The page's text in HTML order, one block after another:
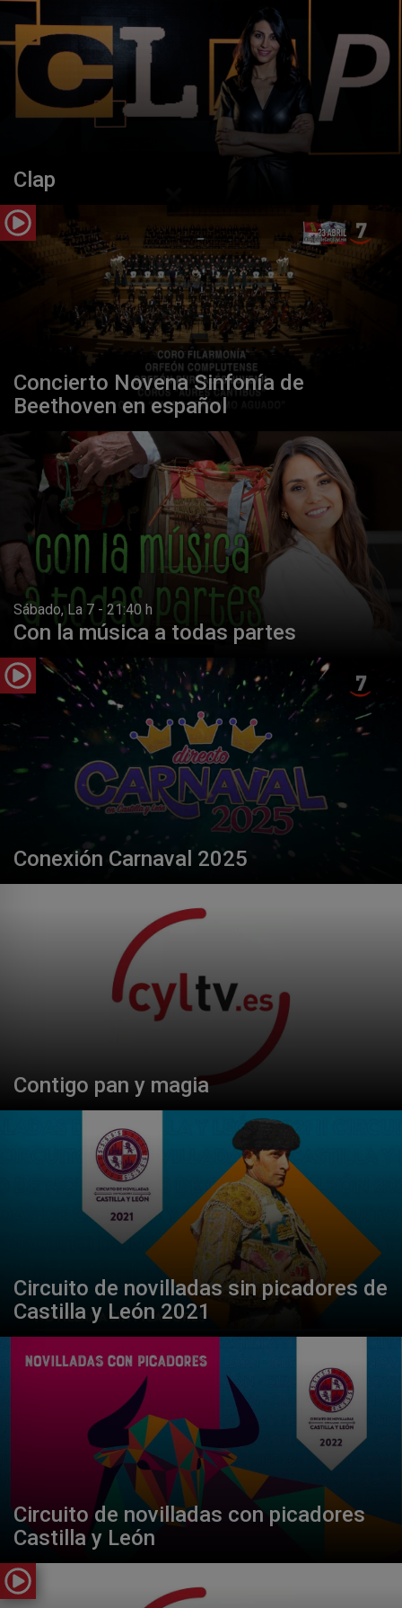
Clap
Concierto Novena Sinfonía de
Beethoven en español
Sábado, La 7 - 21:40 h
Con la música a todas partes
Conexión Carnaval 2025
Contigo pan y magia
Circuito de novilladas sin picadores de
Castilla y León 2021
Circuito de novilladas con picadores
Castilla y León